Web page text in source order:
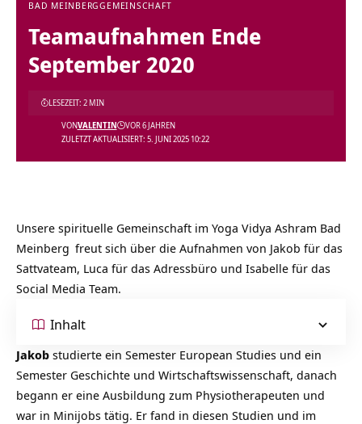
BAD MEINBERGGEMEINSCHAFT
Teamaufnahmen Ende
September 2020
ZULETZT AKTUALISIERT: 5. JUNI 2025 10:22
VONVALENTIN VOR 6 JAHREN
LESEZEIT: 2 MIN
Unsere spirituelle Gemeinschaft im Yoga Vidya Ashram Bad
Meinberg freut sich über die Aufnahmen von Jakob für das
Sattvateam, Luca für das Adressbüro und Isabelle für das
Social Media Team.
Inhalt
Jakob studierte ein Semester European Studies und ein
Semester Geschichte und Wirtschaftswissenschaft, danach
begann er eine Ausbildung zum Physiotherapeuten und
war in Minijobs tätig. Er fand in diesen Studien und im